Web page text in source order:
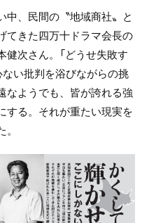
中、民間の〝地域商社〟と
てきた四万十ドラマ会長の
次さん。「どうせ失敗す
ない批判を浴びながらの挑
なようでも、皆が誇れる強
する。それが重たい現実を